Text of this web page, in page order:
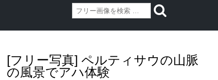
content[フリー写真] ペルティサウの山脈
の風景でアハ体験